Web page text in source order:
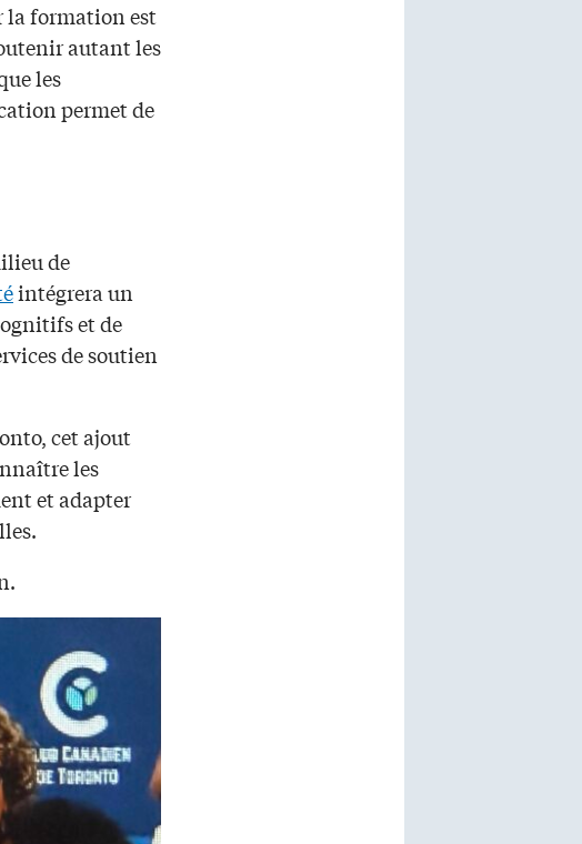
la formation est
autant les
les
permet de
de
intégrera un
et de
de soutien
cet ajout
les
et adapter